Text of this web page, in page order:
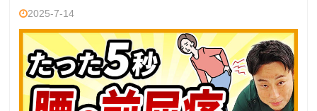
2025-7-14